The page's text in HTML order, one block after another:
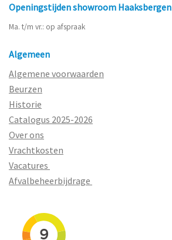
Openingstijden showroom Haaksbergen
Ma. t/m vr.: op afspraak
Algemeen
Algemene voorwaarden
Beurzen
Historie
Catalogus 2025-2026
Over ons
Vrachtkosten
Vacatures
Afvalbeheerbijdrage